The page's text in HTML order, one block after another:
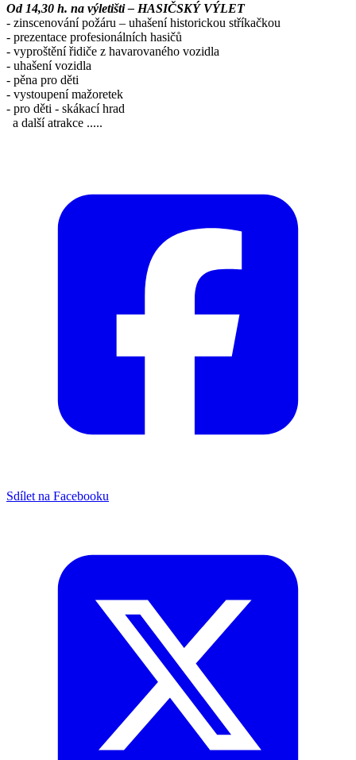
Od 14,30 h. na výletišti – HASIČSKÝ VÝLET
- zinscenování požáru – uhašení historickou stříkačkou
- prezentace profesionálních hasičů
- vyproštění řidiče z havarovaného vozidla
- uhašení vozidla
- pěna pro děti
- vystoupení mažoretek
- pro děti - skákací hrad
a další atrakce .....
Sdílet na Facebooku